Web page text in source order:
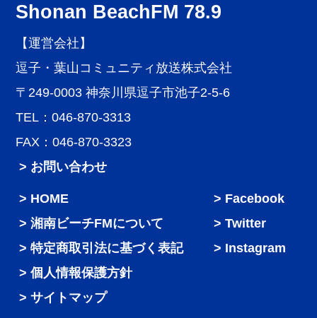
Shonan BeachFM 78.9
【運営会社】
逗子・葉山コミュニティ放送株式会社
〒249-0003 神奈川県逗子市池子2-5-6
TEL：046-870-3313
FAX：046-870-3323
> お問い合わせ
HOME
湘南ビーチFMについて
特定商取引法に基づく表記
個人情報保護方針
サイトマップ
Facebook
Twitter
Instagram